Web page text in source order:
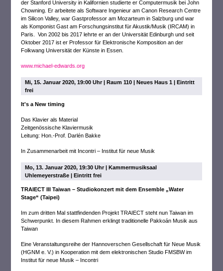
der Stanford University in Kalifornien studierte er Computermusik bei John
Chowning. Er arbeitete als Software Ingenieur am Canon Research Centre
im Silicon Valley, war Gastprofessor am Mozarteum in Salzburg und war
als Komponist Gast am Forschungsinstitut für Akustik/Musik (IRCAM) in
Paris. Von 2002 bis 2017 lehrte er an der Universität Edinburgh und seit
Oktober 2017 ist er Professor für Elektronische Komposition an der
Folkwang Universität der Künste in Essen.
www.michael-edwards.org
Mi, 15. Januar 2020, 19:00 Uhr | Raum 110 | Neues Haus 1 | Eintritt
frei
It's a New timing
Das Klavier als Material
Zeitgenössische Klaviermusik
Leitung: Hon.-Prof. Darlén Bakke
In Zusammenarbeit mit Incontri – Institut für neue Musik
Mo, 13. Januar 2020, 19:30 Uhr | Kammermusiksaal
Uhlemeyerstraße | Eintritt frei
TRAIECT III Taiwan – Studiokonzert mit dem Ensemble „Water
Stage“ (Taipei)
Im zum dritten Mal stattfindenden Projekt TRAIECT steht nun Taiwan im
Schwerpunkt. In diesem Rahmen erklingt traditionelle Pakkoán Musik aus
Taiwan
Eine Veranstaltungsreihe der Hannoverschen Gesellschaft für Neue Musik
(HGNM e. V.) in Kooperation mit dem elektronischen Studio FMSBW im
Institut für neue Musik – Incontri